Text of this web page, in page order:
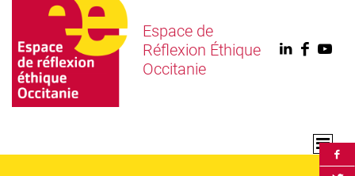
Espace de
Réflexion Éthique
Occitanie
Linkedin